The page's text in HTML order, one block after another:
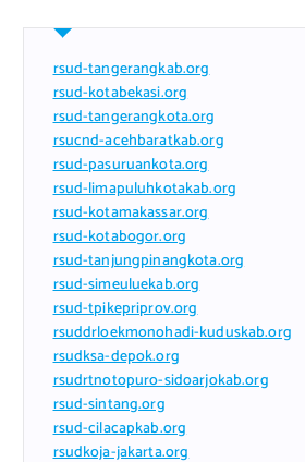
rsud-tangerangkab.org
rsud-kotabekasi.org
rsud-tangerangkota.org
rsucnd-acehbaratkab.org
rsud-pasuruankota.org
rsud-limapuluhkotakab.org
rsud-kotamakassar.org
rsud-kotabogor.org
rsud-tanjungpinangkota.org
rsud-simeuluekab.org
rsud-tpikepriprov.org
rsuddrloekmonohadi-kuduskab.org
rsudksa-depok.org
rsudrtnotopuro-sidoarjokab.org
rsud-sintang.org
rsud-cilacapkab.org
rsudkoja-jakarta.org